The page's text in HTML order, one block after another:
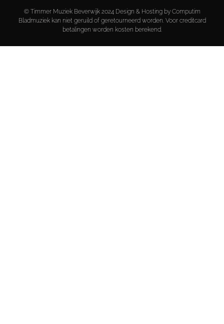
© Timmer Muziek Beverwijk 2024 Design & Hosting by Computim
Bladmuziek kan niet geruild of geretourneerd worden. Voor creditcard
betalingen worden kosten berekend.